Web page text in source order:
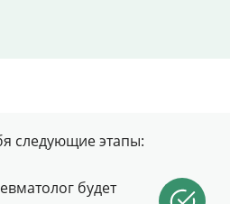
следующие этапы:
будет